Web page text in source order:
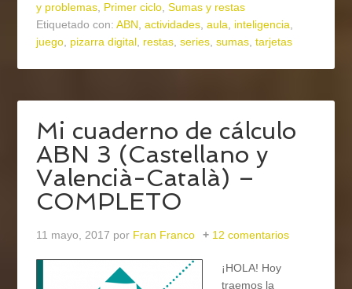
y problemas, Primer ciclo,Sumas y restas
Etiquetado con:ABN,actividades,aula, inteligencia,
juego, pizarra digital, restas,series,sumas,tarjetas
Mi cuaderno de cálculo
ABN 3 (Castellano y
Valencià-Català) –
COMPLETO
11 mayo, 2017 por Fran Franco 12 comentarios
¡HOLA! Hoy
traemos la